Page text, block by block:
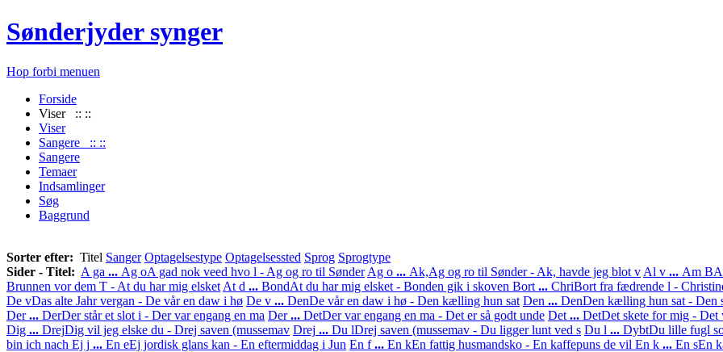
Sønderjyder synger
Hop forbi menuen
Forside
Viser :: ::
Viser
Sangere :: ::
Sangere
Temaer
Indsamlinger
Søg
Baggrund
Sorter efter: Titel Sanger Optagelsestype Optagelsessted Sprog Sprogtype
Sider - Titel: A ga ... Ag oA gad nok veed hvo l - Ag og ro til Sønder Ag o ... Ak,Ag og ro til Sønder - Ak, havde jeg blot v Al v ... Am B
Brunnen vor dem T - At du har mig elsket At d ... BondAt du har mig elsket - Bonden gik i skoven Bort ... ChriBort fra fædrende l -
De vDas alte Jahr vergan - De vår en daw i hø De v ... DenDe vår en daw i hø - Den kælling hun sat Den ... DenDen kælling hun sat - Den
Der... DerDer står et slot i - Der var engang en ma Der... DetDer var engang en ma - Det er så godt unde Det ... DetDet skete for mig - Det
Dig ... DrejDig vil jeg elske du - Drej saven (mussemav Drej ... Du lDrej saven (mussemav - Du ligger lunt ved s Du l ... DybtDu lille fugl
bin ich nach Ej j ... En eEj jordisk glans kan - En eftermiddag i Jun En f... En kEn fattig husmandsko - En kaffepuns de vil En k ... En sEn